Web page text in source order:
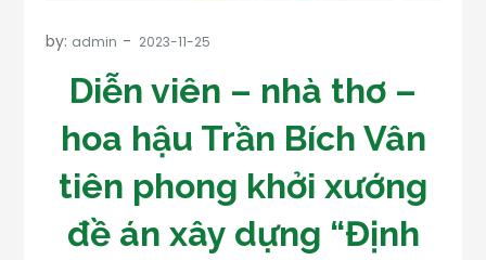
by: admin
Diễn viên – nhà thơ –
hoa hậu Trần Bích Vân
tiên phong khởi xướng
đề án xây dựng “Định